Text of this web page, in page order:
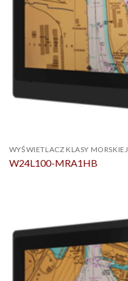
WYŚWIETLACZ KLASY MORSKIEJ
W24L100-MRA1HB